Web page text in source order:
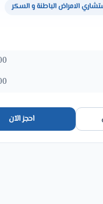
الامراض الباطنة و السكر
احجز الآن